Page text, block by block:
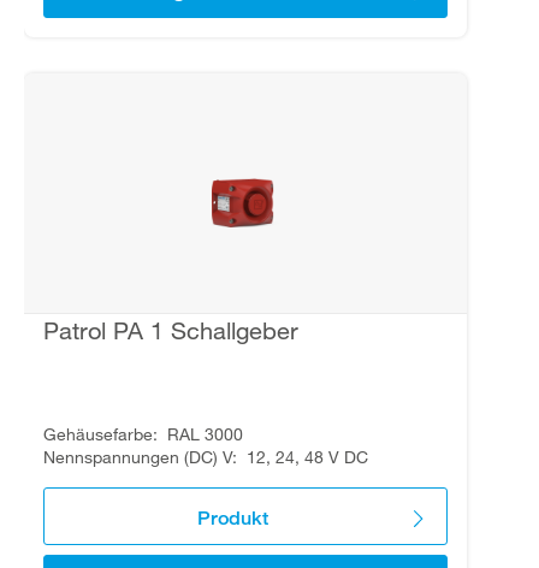
Patrol PA 1 Schallgeber
Gehäusefarbe
RAL 3000
Nennspannungen (DC) V
12, 24, 48 V DC
Produkt